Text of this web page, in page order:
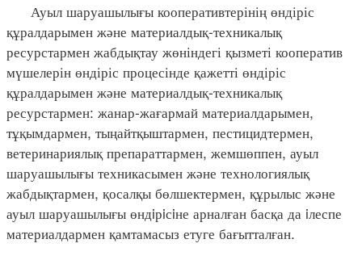
Ауыл шаруашылығы кооперативтерінің өндіріс
құралдарымен және материалдық-техникалық
ресурстармен жабдықтау жөніндегі қызметі кооператив
мүшелерін өндіріс процесінде қажетті өндіріс
құралдарымен және материалдық-техникалық
ресурстармен: жанар-жағармай материалдарымен,
тұқымдармен, тыңайтқыштармен, пестицидтермен,
ветеринариялық препараттармен, жемшөппен, ауыл
шаруашылығы техникасымен және технологиялық
жабдықтармен, қосалқы бөлшектермен, құрылыс және
ауыл шаруашылығы өндiрiсiне арналған басқа да iлеспе
материалдармен қамтамасыз етуге бағытталған.